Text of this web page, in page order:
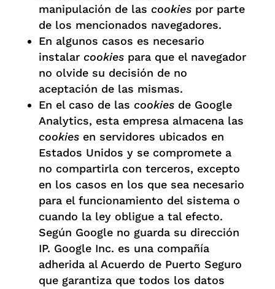
manipulación de las cookiespor parte
de los mencionados navegadores.
En algunos casos es necesario
instalar cookiespara que el navegador
no olvide su decisión de no
aceptación de las mismas.
En el caso de las cookiesde Google
Analytics, esta empresa almacena las
cookiesen servidores ubicados en
Estados Unidos y se compromete a
no compartirla con terceros, excepto
en los casos en los que sea necesario
para el funcionamiento del sistema o
cuando la ley obligue a tal efecto.
Según Google no guarda su dirección
IP. Google Inc. es una compañía
adherida al Acuerdo de Puerto Seguro
que garantiza que todos los datos